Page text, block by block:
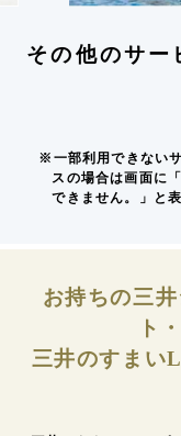
その他のサー
※一部利用できない
スの場合は画面に
できません。」と
お持ちの三
ト
三井のすまい